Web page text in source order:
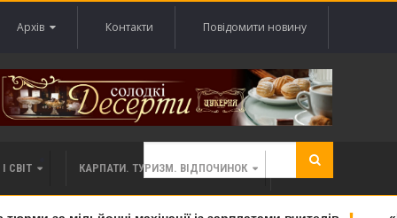
Архів Контакти Повідомити новину
СВІТ КАРПАТИ. ТУРИЗМ. ВІДПОЧИНОК